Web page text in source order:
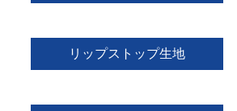
リップストップ生地